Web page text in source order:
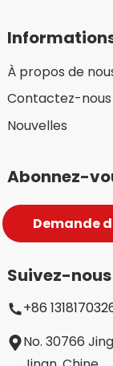
À propos de
Contactez-nous
Nouvelles
Abonnez-
Demande
Suivez-nous
+86
No. 30766